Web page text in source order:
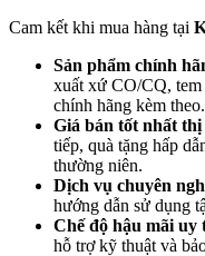
Cam kết khi mua hàng tại
Sản phẩm chính
xuất xứ CO/CQ, tem
chính hãng kèm theo.
Giá bán tốt nhất
tiếp, quà tặng hấp
thường niên.
Dịch vụ chuyên
hướng dẫn sử dụng
Chế độ hậu mãi uy
hỗ trợ kỹ thuật và